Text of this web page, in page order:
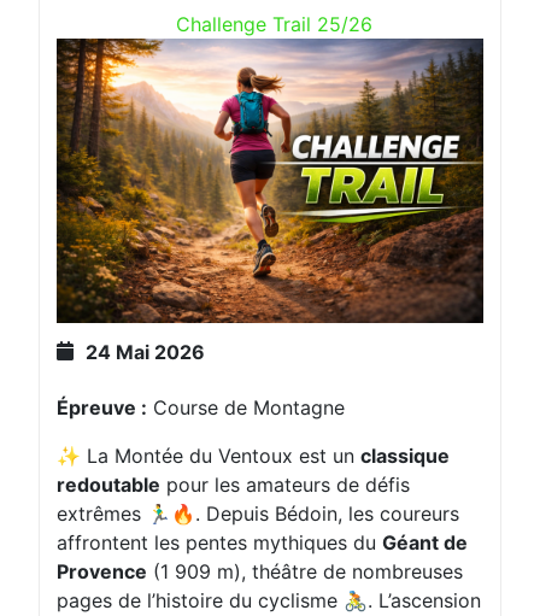
Challenge Trail 25/26
24 Mai 2026
Épreuve : Course de Montagne
✨ La Montée du Ventoux est un classique
redoutable pour les amateurs de défis
extrêmes 🏃‍♂️🔥. Depuis Bédoin, les coureurs
affrontent les pentes mythiques du Géant de
Provence (1 909 m), théâtre de nombreuses
pages de l’histoire du cyclisme 🚴. L’ascension